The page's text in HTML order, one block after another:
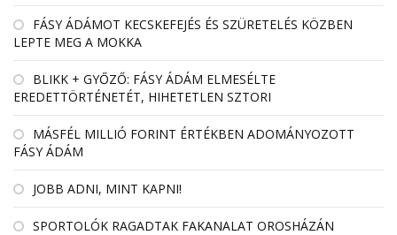
FÁSY ÁDÁMOT KECSKEFEJÉS ÉS SZÜRETELÉS KÖZBEN
LEPTE MEG A MOKKA
BLIKK + GYŐZŐ: FÁSY ÁDÁM ELMESÉLTE
EREDETTÖRTÉNETÉT, HIHETETLEN SZTORI
MÁSFÉL MILLIÓ FORINT ÉRTÉKBEN ADOMÁNYOZOTT
FÁSY ÁDÁM
JOBB ADNI, MINT KAPNI!
SPORTOLÓK RAGADTAK FAKANALAT OROSHÁZÁN